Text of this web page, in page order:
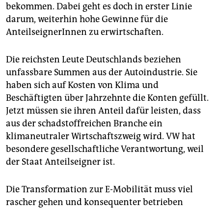
bekommen. Dabei geht es doch in erster Linie
darum, weiterhin hohe Gewinne für die
AnteilseignerInnen zu erwirtschaften.
Die reichsten Leute Deutschlands beziehen
unfassbare Summen aus der Autoindustrie. Sie
haben sich auf Kosten von Klima und
Beschäftigten über Jahrzehnte die Konten gefüllt.
Jetzt müssen sie ihren Anteil dafür leisten, dass
aus der schadstoffreichen Branche ein
klimaneutraler Wirtschaftszweig wird. VW hat
besondere gesellschaftliche Verantwortung, weil
der Staat Anteilseigner ist.
Die Transformation zur E-Mobilität muss viel
rascher gehen und konsequenter betrieben